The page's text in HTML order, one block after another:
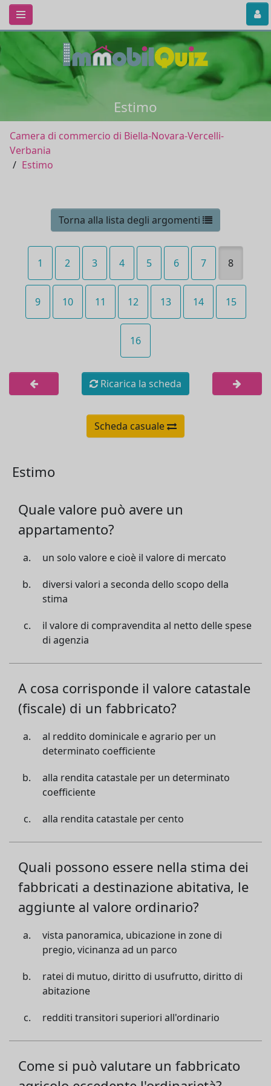
Estimo
Camera di commercio di Biella-Novara-Vercelli-
Verbania
Estimo
Torna alla lista degli argomenti
1 2 3 4 5 6 7 8
9 10 11 12 13 14 15
16
Ricarica la scheda
Scheda casuale
Estimo
Quale valore può avere un
appartamento?
un solo valore e cioè il valore di mercato
diversi valori a seconda dello scopo della
stima
il valore di compravendita al netto delle spese
di agenzia
A cosa corrisponde il valore catastale
(fiscale) di un fabbricato?
al reddito dominicale e agrario per un
determinato coefficiente
alla rendita catastale per un determinato
coefficiente
alla rendita catastale per cento
Quali possono essere nella stima dei
fabbricati a destinazione abitativa, le
aggiunte al valore ordinario?
vista panoramica, ubicazione in zone di
pregio, vicinanza ad un parco
ratei di mutuo, diritto di usufrutto, diritto di
abitazione
redditi transitori superiori all'ordinario
Come si può valutare un fabbricato